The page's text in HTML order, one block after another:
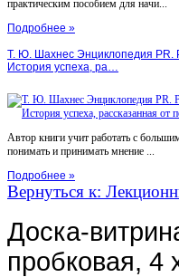
практическим пособием для начи...
Подробнее »
Т. Ю. Шахнес Энциклопедия PR.
История успеха, ра…
Автор книги учит работать с
понимать и принимать мнение ...
Подробнее »
Вернуться к:
Доска-
пробковая, 4